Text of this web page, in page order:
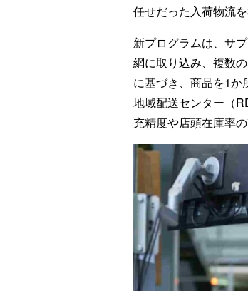
任せだった入荷物流
新プログラムは、サ
網に取り込み、複数
に基づき、商品を1
地域配送センター（
充精度や店頭在庫率の